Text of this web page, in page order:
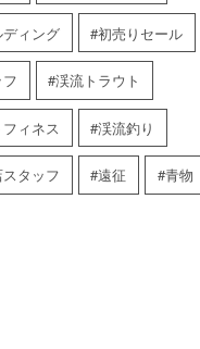
ィング 初売りセール
渓流トラウト
ィネス 渓流釣り
タッフ 遠征 青物